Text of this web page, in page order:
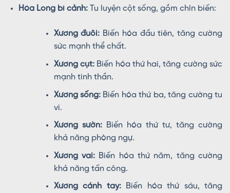
Hóa Long bí cảnh:Tu luyện cột sống, gồm chín biến:
Xương đuôi: Biến hóa đầu tiên, tăng cường
sức mạnh thể chất.
Xương cụt:Biến hóa thứ hai, tăng cường sức
mạnh tinh thần.
Xương sống: Biến hóa thứ ba, tăng cường tu
vi.
Xương sườn:Biến hóa thứ tư, tăng cường
khả năng phòng ngự.
Xương vai:Biến hóa thứ năm, tăng cường
khả năng tấn công.
Xương cánh tay:Biến hóa thứ sáu, tăng